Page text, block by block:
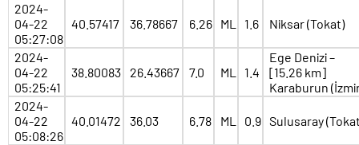
2024-
04-22
05:27:08
40.57417 36.78667 6.26 ML 1.6 Niksar (Tokat)
2024-
04-22
05:25:41
38.80083 26.43667 7.0 ML 1.4
Ege Denizi –
[15.26 km]
Karaburun
2024-
04-22
05:08:26
40.01472 36.03 6.78 ML 0.9 Sulusaray